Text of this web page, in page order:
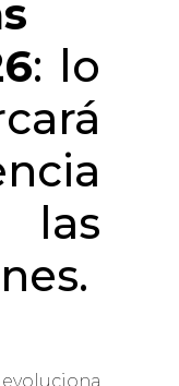
: lo